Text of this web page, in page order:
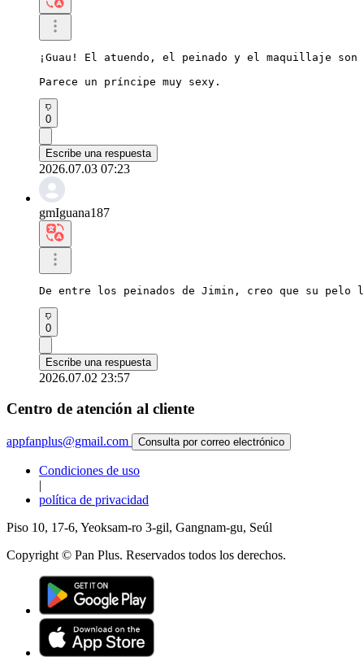
¡Guau! El atuendo, el peinado y el maquillaje
Parece un príncipe muy sexy.
0
Escribe una respuesta
2026.07.03 07:23
gmIguana187
De entre los peinados de Jimin, creo que su pelo
0
Escribe una respuesta
2026.07.02 23:57
Centro de atención al cliente
appfanplus@gmail.com Consulta por correo electrónico
Condiciones de uso
|
política de privacidad
Piso 10, 17-6, Yeoksam-ro 3-gil, Gangnam-gu, Seúl
Copyright © Pan Plus. Reservados todos los derechos.